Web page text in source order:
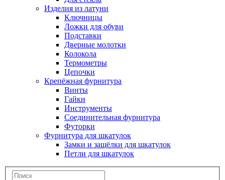
Изделия из латуни
Ключницы
Ложки для обуви
Подставки
Дверные молотки
Колокола
Термометры
Цепочки
Крепёжная фурнитура
Винты
Гайки
Инструменты
Соединительная фурнитура
Футорки
Фурнитура для шкатулок
Замки и защёлки для шкатулок
Петли для шкатулок